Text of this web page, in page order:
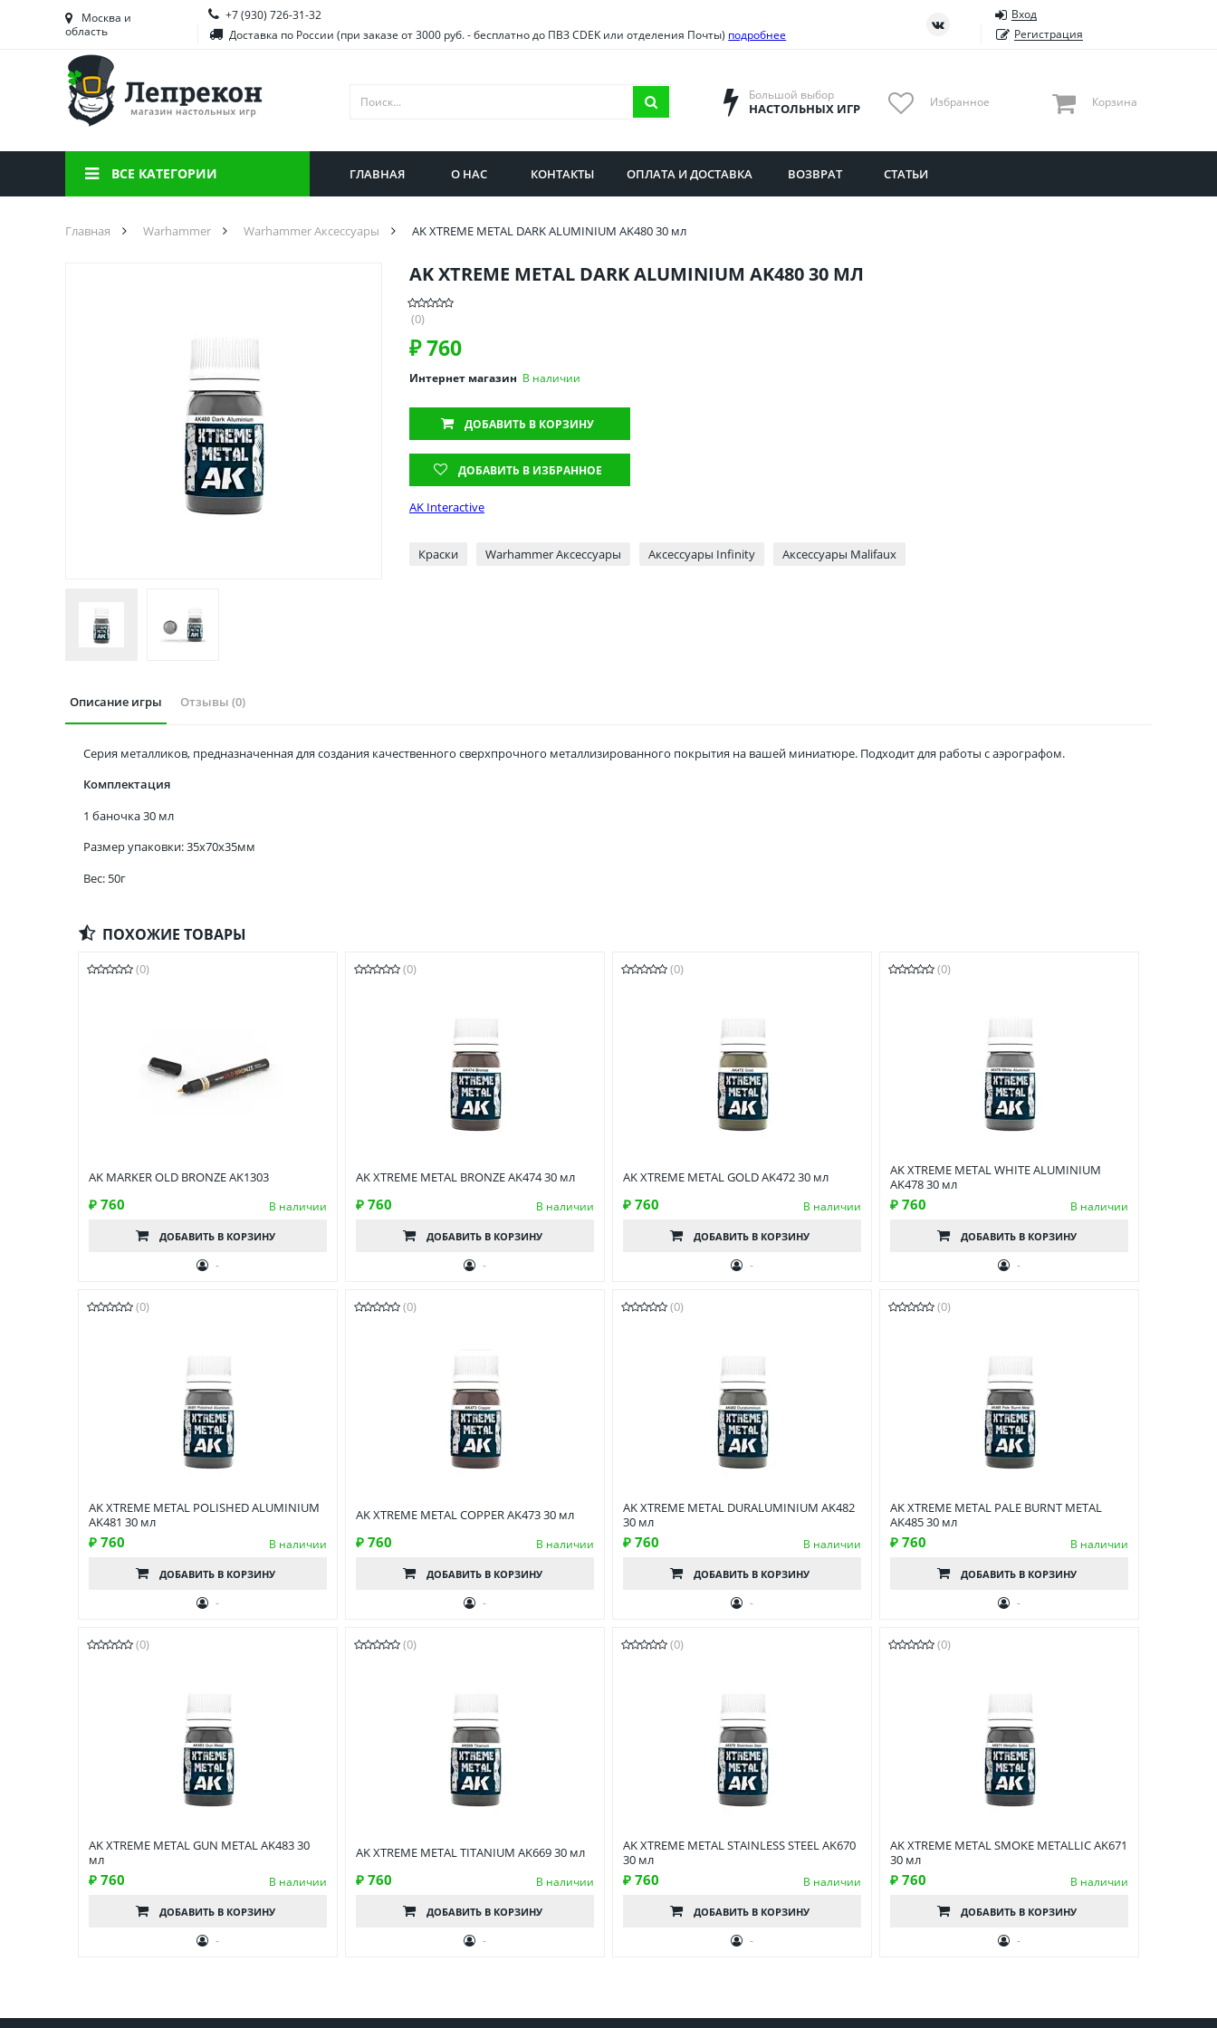
Башкортостан
Брянская область
Вологодская область
Воронежская область
Иркутская область
Саратовская область
Тюменская область
Ульяновская область
Москва и
область
+7 (930) 726-31-32
Доставка по России (при заказе от 3000 руб. - бесплатно до ПВЗ CDEK или отделения Почты) подробнее
Вход
Регистрация
Большой выбор
НАСТОЛЬНЫХ ИГР Избранное Корзина
ВСЕ КАТЕГОРИИ ГЛАВНАЯ О НАС КОНТАКТЫ ОПЛАТА И ДОСТАВКА ВОЗВРАТ СТАТЬИ
Главная Warhammer Warhammer Аксессуары AK XTREME METAL DARK ALUMINIUM AK480 30 мл
AK XTREME METAL DARK ALUMINIUM AK480 30 МЛ
(0)
₽760
Интернет магазин В наличии
ДОБАВИТЬ В КОРЗИНУ
ДОБАВИТЬ В ИЗБРАННОЕ
AK Interactive
Краски Warhammer Аксессуары Аксессуары Infinity Аксессуары Malifaux
Описание игры Отзывы (0)
Серия металликов, предназначенная для создания качественного сверхпрочного металлизированного покрытия на вашей миниатюре. Подходит для работы с аэрографом.
Комплектация
1 баночка 30 мл
Размер упаковки: 35x70x35мм
Вес: 50г
ПОХОЖИЕ ТОВАРЫ
(0)
AK MARKER OLD BRONZE AK1303
₽ 760 В наличии
ДОБАВИТЬ В КОРЗИНУ
-
(0)
AK XTREME METAL BRONZE AK474 30 мл
₽ 760 В наличии
ДОБАВИТЬ В КОРЗИНУ
-
(0)
AK XTREME METAL GOLD AK472 30 мл
₽ 760 В наличии
ДОБАВИТЬ В КОРЗИНУ
-
(0)
AK XTREME METAL WHITE ALUMINIUM
AK478 30 мл
₽ 760 В наличии
ДОБАВИТЬ В КОРЗИНУ
-
(0)
AK XTREME METAL POLISHED ALUMINIUM
AK481 30 мл
₽ 760 В наличии
ДОБАВИТЬ В КОРЗИНУ
-
(0)
AK XTREME METAL COPPER AK473 30 мл
₽ 760 В наличии
ДОБАВИТЬ В КОРЗИНУ
-
(0)
AK XTREME METAL DURALUMINIUM AK482
30 мл
₽ 760 В наличии
ДОБАВИТЬ В КОРЗИНУ
-
(0)
AK XTREME METAL PALE BURNT METAL
AK485 30 мл
₽ 760 В наличии
ДОБАВИТЬ В КОРЗИНУ
-
(0)
AK XTREME METAL GUN METAL AK483 30
мл
₽ 760 В наличии
ДОБАВИТЬ В КОРЗИНУ
-
(0)
AK XTREME METAL TITANIUM AK669 30 мл
₽ 760 В наличии
ДОБАВИТЬ В КОРЗИНУ
-
(0)
AK XTREME METAL STAINLESS STEEL AK670
30 мл
₽ 760 В наличии
ДОБАВИТЬ В КОРЗИНУ
-
(0)
AK XTREME METAL SMOKE METALLIC AK671
30 мл
₽ 760 В наличии
ДОБАВИТЬ В КОРЗИНУ
-